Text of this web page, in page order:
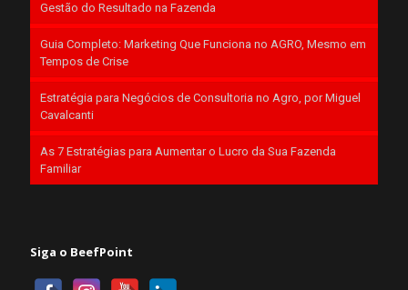
Gestão do Resultado na Fazenda
Guia Completo: Marketing Que Funciona no AGRO, Mesmo em
Tempos de Crise
Estratégia para Negócios de Consultoria no Agro, por Miguel
Cavalcanti
As 7 Estratégias para Aumentar o Lucro da Sua Fazenda
Familiar
Siga o BeefPoint